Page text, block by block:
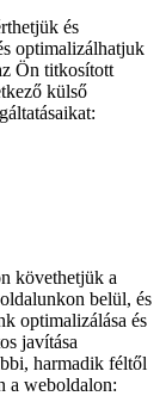
és
optimalizálhatjuk
Ön titkosított
külső
követhetjük a
belül, és
optimalizálása és
javítása
harmadik féltől
a weboldalon: